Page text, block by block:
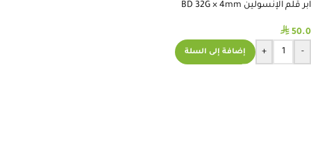
ابر قلم الإنسولين BD 32G × 4mm
⃁ 50.0
-
+ إضافة إلى السلة